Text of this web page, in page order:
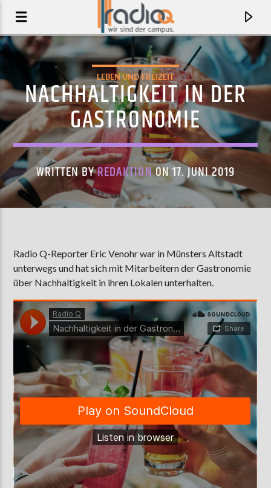
CAMERA
CHARLI XCX
AKTUELLE SENDUNG
MOEBIUS
12:00 18:00
ZU HÖREN INMünster90,9 MHz
LEBEN UND FREIZEIT
NACHHALTIGKEIT IN DER
GASTRONOMIE
WRITTEN BYREDAKTIONON 17. JUNI 2019
Radio Q-Reporter Eric Venohr war in Münsters Altstadt
unterwegs und hat sich mit Mitarbeitern der Gastronomie
über Nachhaltigkeit in ihren Lokalen unterhalten.